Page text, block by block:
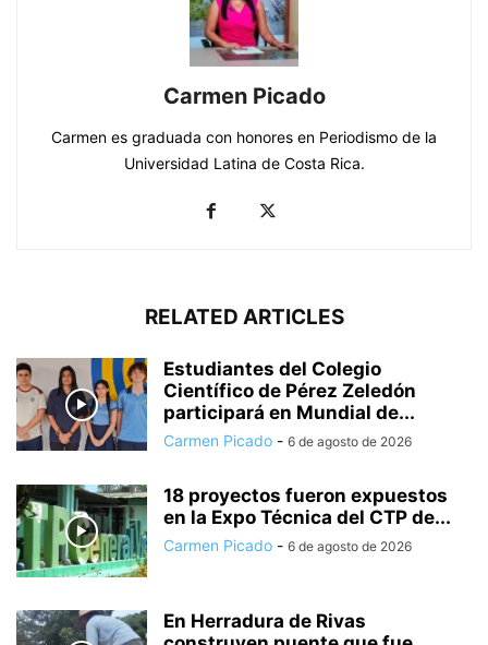
Carmen Picado
Carmen es graduada con honores en Periodismo de la
Universidad Latina de Costa Rica.
RELATED ARTICLES
Estudiantes del Colegio
Científico de Pérez Zeledón
participará en Mundial de...
Carmen Picado - 6 de agosto de 2026
18 proyectos fueron expuestos
en la Expo Técnica del CTP de...
Carmen Picado - 6 de agosto de 2026
En Herradura de Rivas